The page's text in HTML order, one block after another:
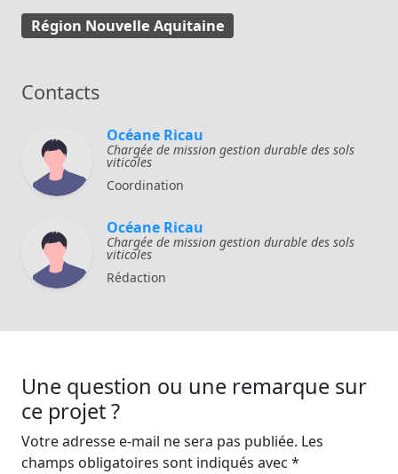
Région Nouvelle Aquitaine
Contacts
Océane Ricau
Chargée de mission gestion durable des sols
viticoles
Coordination
Océane Ricau
Chargée de mission gestion durable des sols
viticoles
Rédaction
Une question ou une remarque sur
ce projet ?
Votre adresse e-mail ne sera pas publiée. Les
champs obligatoires sont indiqués avec *